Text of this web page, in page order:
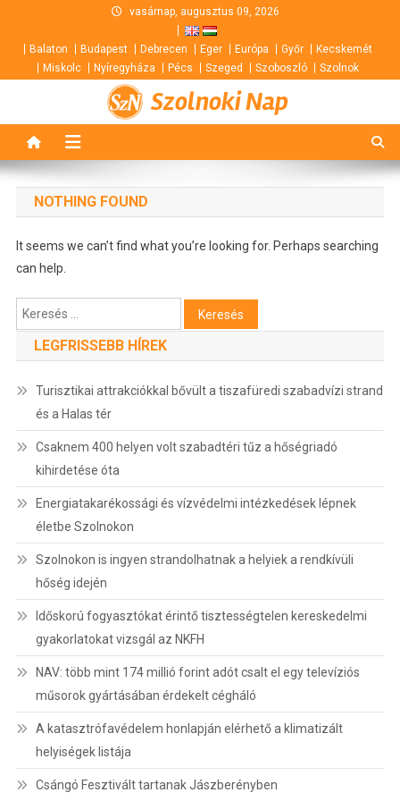
content
vasárnap, augusztus 09, 2026
Balaton Budapest Debrecen Eger Európa Győr
Kecskemét
Miskolc
Nyíregyháza Pécs Szeged Szoboszló Szolnok
Szolnoki Nap
NOTHING FOUND
It seems we can’t find what you’re looking for. Perhaps searching
can help.
Keresés:
LEGFRISSEBB HÍREK
Turisztikai attrakciókkal bővült a tiszafüredi szabadvízi strand
és a Halas tér
Csaknem 400 helyen volt szabadtéri tűz a hőségriadó
kihirdetése óta
Energiatakarékossági és vízvédelmi intézkedések lépnek
életbe Szolnokon
Szolnokon is ingyen strandolhatnak a helyiek a rendkívüli
hőség idején
Időskorú fogyasztókat érintő tisztességtelen kereskedelmi
gyakorlatokat vizsgál az NKFH
NAV: több mint 174 millió forint adót csalt el egy televíziós
műsorok gyártásában érdekelt cégháló
A katasztrófavédelem honlapján elérhető a klimatizált
helyiségek listája
Csángó Fesztivált tartanak Jászberényben